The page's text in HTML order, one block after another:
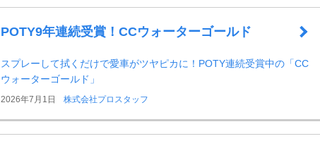
POTY9年連続受賞！CCウォーターゴールド
スプレーして拭くだけで愛車がツヤピカに！POTY連続受賞中の「CC
ウォーターゴールド」
2026年7月1日 株式会社プロスタッフ